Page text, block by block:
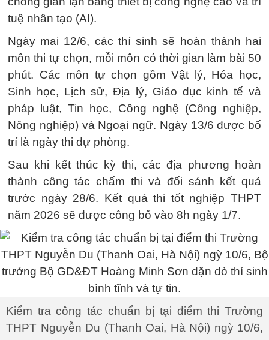
tuệ nhân tạo (AI).
Ngày mai 12/6, các thí sinh sẽ hoàn thành hai
môn thi tự chọn, mỗi môn có thời gian làm bài 50
phút. Các môn tự chọn gồm Vật lý, Hóa học,
Sinh học, Lịch sử, Địa lý, Giáo dục kinh tế và
pháp luật, Tin học, Công nghệ (Công nghiệp,
Nông nghiệp) và Ngoại ngữ. Ngày 13/6 được bố
trí là ngày thi dự phòng.
Sau khi kết thúc kỳ thi, các địa phương hoàn
thành công tác chấm thi và đối sánh kết quả
trước ngày 28/6. Kết quả thi tốt nghiệp THPT
năm 2026 sẽ được công bố vào 8h ngày 1/7.
Kiểm tra công tác chuẩn bị tại điểm thi Trường
THPT Nguyễn Du (Thanh Oai, Hà Nội) ngỳ 10/6,